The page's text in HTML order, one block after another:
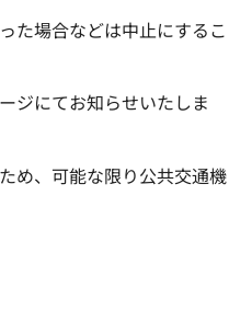
た場合などは中止にするこ
ジにてお知らせいたしま
め、可能な限り公共交通機